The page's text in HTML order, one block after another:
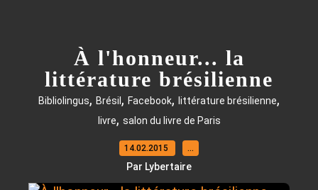
À l'honneur... la
littérature brésilienne
Bibliolingus, Brésil , Facebook, littérature brésilienne,
livre, salon du livre de Paris
14.02.2015 …
Par Lybertaire